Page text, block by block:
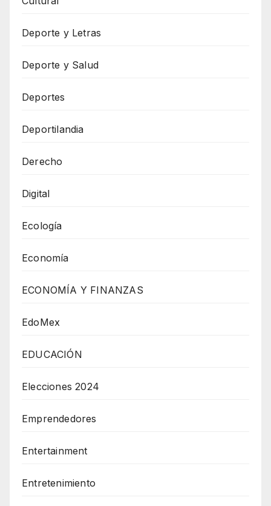
Deporte y Letras
Deporte y Salud
Deportes
Deportilandia
Derecho
Digital
Ecología
Economía
ECONOMÍA Y FINANZAS
EdoMex
EDUCACIÓN
Elecciones 2024
Emprendedores
Entertainment
Entretenimiento